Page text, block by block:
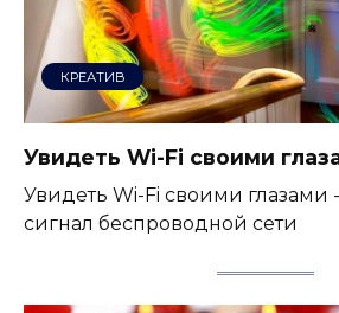
КРЕАТИВ
Увидеть Wi-Fi своими
Увидеть Wi-Fi своими
сигнал беспроводной сети